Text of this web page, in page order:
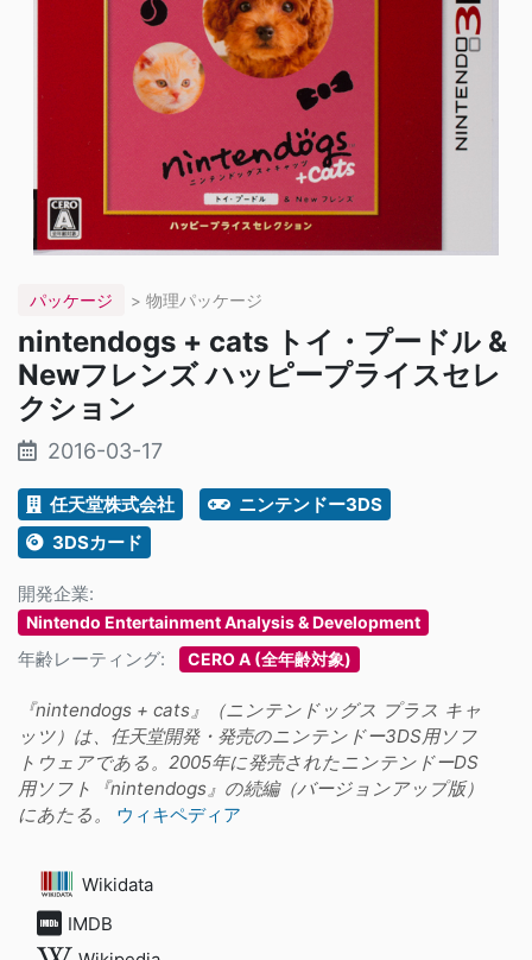
パッケージ > 物理パッケージ
nintendogs + cats トイ・プードル &
Newフレンズ ハッピープライスセレ
クション
2016-03-17
任天堂株式会社
ニンテンドー3DS
3DSカード
開発企業:
Nintendo Entertainment Analysis & Development
年齢レーティング: CERO A (全年齢対象)
『nintendogs + cats』（ニンテンドッグス プラス キャ
ッツ）は、任天堂開発・発売のニンテンドー3DS用ソフ
トウェアである。2005年に発売されたニンテンドーDS
用ソフト『nintendogs』の続編（バージョンアップ版）
にあたる。
ウィキペディア
Wikidata
IMDB